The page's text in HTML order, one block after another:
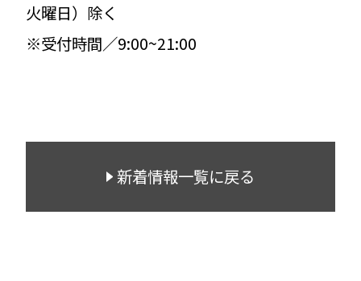
火曜日）除く
※受付時間／9:00~21:00
新着情報一覧に戻る